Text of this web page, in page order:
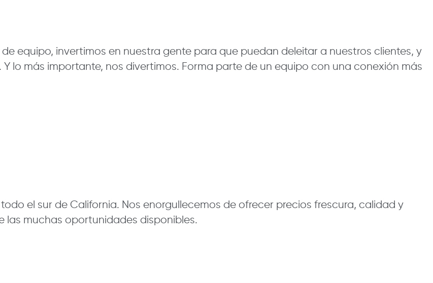
equipo, invertimos en nuestra gente para que puedan deleitar a nuestros clientes, y
lo más importante, nos divertimos. Forma parte de un equipo con una conexión más
el sur de California. Nos enorgullecemos de ofrecer precios frescura, calidad y
las muchas oportunidades disponibles.